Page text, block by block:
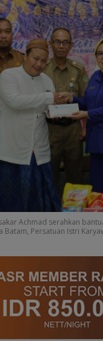
Achmad serahkan
Persatuan Istri
di Grand
Mall Hadirkan
Bonus, Untung
Jalan